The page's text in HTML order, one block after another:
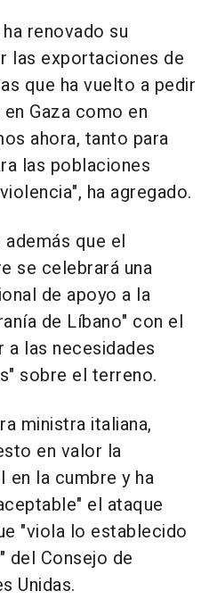
renovado su
las exportaciones de
que ha vuelto a pedir
Gaza como en
ahora, tanto para
las poblaciones
ha agregado.
que el
se celebrará una
de apoyo a la
de Líbano" con el
las necesidades
sobre el terreno.
ministra italiana,
en valor la
en la cumbre y ha
el ataque
"viola lo establecido
del Consejo de
Unidas.